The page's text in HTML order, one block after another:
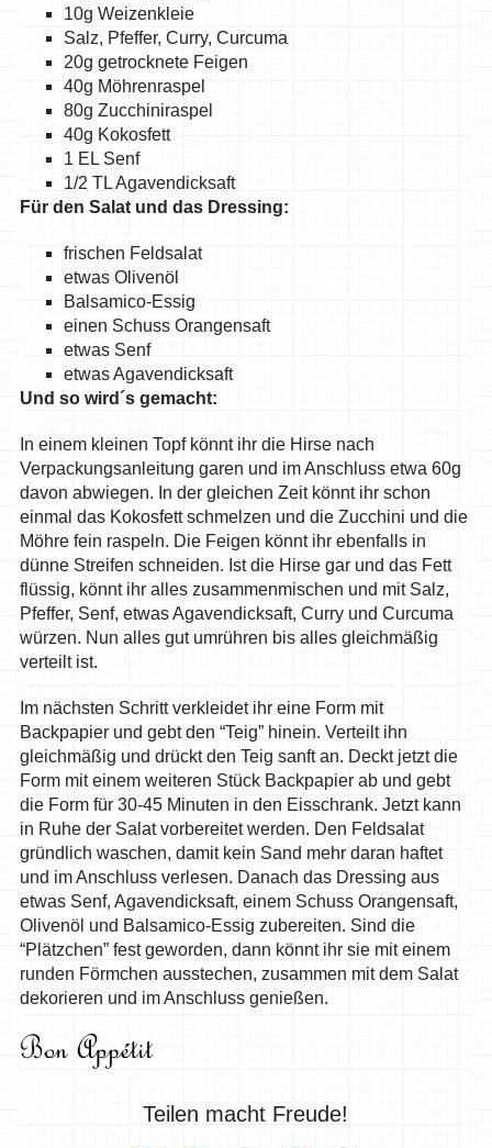
10g Weizenkleie
Salz, Pfeffer, Curry, Curcuma
20g getrocknete Feigen
40g Möhrenraspel
80g Zucchiniraspel
40g Kokosfett
1 EL Senf
1/2 TL Agavendicksaft
Für den Salat und das Dressing:
frischen Feldsalat
etwas Olivenöl
Balsamico-Essig
einen Schuss Orangensaft
etwas Senf
etwas Agavendicksaft
Und so wird´s gemacht:
In einem kleinen Topf könnt ihr die Hirse nach
Verpackungsanleitung garen und im Anschluss etwa 60g
davon abwiegen. In der gleichen Zeit könnt ihr schon
einmal das Kokosfett schmelzen und die Zucchini und die
Möhre fein raspeln. Die Feigen könnt ihr ebenfalls in
dünne Streifen schneiden. Ist die Hirse gar und das Fett
flüssig, könnt ihr alles zusammenmischen und mit Salz,
Pfeffer, Senf, etwas Agavendicksaft, Curry und Curcuma
würzen. Nun alles gut umrühren bis alles gleichmäßig
verteilt ist.
Im nächsten Schritt verkleidet ihr eine Form mit
Backpapier und gebt den “Teig” hinein. Verteilt ihn
gleichmäßig und drückt den Teig sanft an. Deckt jetzt die
Form mit einem weiteren Stück Backpapier ab und gebt
die Form für 30-45 Minuten in den Eisschrank. Jetzt kann
in Ruhe der Salat vorbereitet werden. Den Feldsalat
gründlich waschen, damit kein Sand mehr daran haftet
und im Anschluss verlesen. Danach das Dressing aus
etwas Senf, Agavendicksaft, einem Schuss Orangensaft,
Olivenöl und Balsamico-Essig zubereiten. Sind die
“Plätzchen” fest geworden, dann könnt ihr sie mit einem
runden Förmchen ausstechen, zusammen mit dem Salat
dekorieren und im Anschluss genießen.
Teilen macht Freude!